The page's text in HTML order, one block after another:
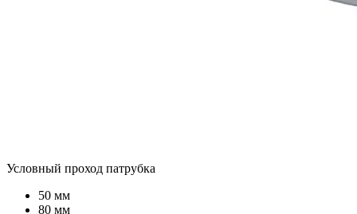
Условный проход патрубка
50 мм
80 мм